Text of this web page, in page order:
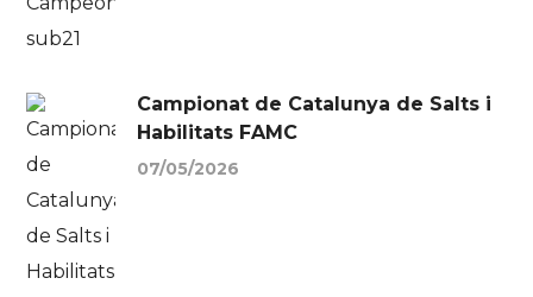
Campionat de Catalunya de Salts i
Habilitats FAMC
07/05/2026